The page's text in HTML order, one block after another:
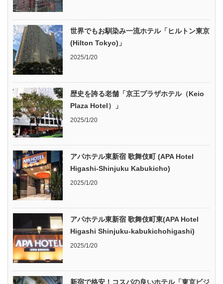
世界でもお馴染み一流ホテル「ヒルトン東京
(Hilton Tokyo)」
2025/1/20
歴史を誇る老舗「京王プラザホテル（Keio
Plaza Hotel）」
2025/1/20
アパホテル東新宿 歌舞伎町 (APA Hotel
Higashi-Shinjuku Kabukicho)
2025/1/20
アパホテル東新宿 歌舞伎町東(APA Hotel
Higashi Shinjuku-kabukichohigashi)
2025/1/20
新宿で格安！コスパの良いホテル「東京ビジ